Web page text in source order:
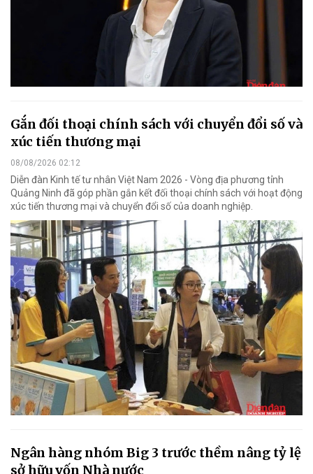
Gắn đối thoại chính sách với chuyển đổi số và
xúc tiến thương mại
08/08/2026 02:12
Diễn đàn Kinh tế tư nhân Việt Nam 2026 - Vòng địa phương tỉnh
Quảng Ninh đã góp phần gắn kết đối thoại chính sách với hoạt động
xúc tiến thương mại và chuyển đổi số của doanh nghiệp.
Ngân hàng nhóm Big 3 trước thềm nâng tỷ lệ
sở hữu vốn Nhà nước